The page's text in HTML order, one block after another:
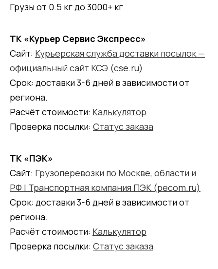
Грузы от 0.5 кг до 3000+ кг
ТК «Курьер Сервис Экспресс»
Сайт: Курьерская служба доставки посылок —
официальный сайт КСЭ (cse.ru)
Срок: доставки 3-6 дней в зависимости от
региона.
Расчёт стоимости: Калькулятор
Проверка посылки: Статус заказа
ТК «ПЭК»
Сайт: Грузоперевозки по Москве, области и
РФ | Транспортная компания ПЭК (pecom.ru)
Срок: доставки 3-6 дней в зависимости от
региона.
Расчёт стоимости: Калькулятор
Проверка посылки: Статус заказа